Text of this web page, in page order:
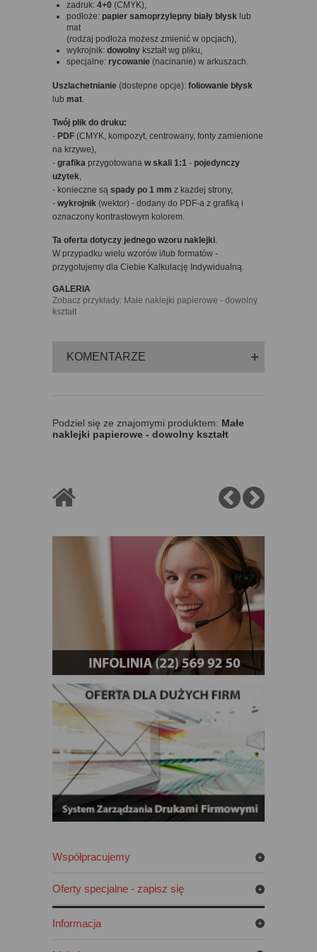
zadruk: 4+0 (CMYK),
podłoże: papier samoprzylepny biały błysk lub
mat
(rodzaj podłoża możesz zmienić w opcjach),
wykrojnik: dowolny kształt wg pliku,
specjalne: rycowanie (nacinanie) w arkuszach.
Uszlachetnianie (dostepne opcje): foliowanie błysk
lub mat.
Twój plik do druku:
- PDF (CMYK, kompozyt, centrowany, fonty zamienione
na krzywe),
- grafika przygotowana w skali 1:1 - pojedynczy
użytek,
- konieczne są spady po 1 mm z każdej strony,
- wykrojnik (wektor) - dodany do PDF-a z grafiką i
oznaczony kontrastowym kolorem.
Ta oferta dotyczy jednego wzoru naklejki.
W przypadku wielu wzorów i/lub formatów -
przygotujemy dla Ciebie Kalkulację Indywidualną.
GALERIA
Zobacz przykłady: Małe naklejki papierowe - dowolny
kształt
KOMENTARZE
Podziel się ze znajomymi produktem: Małe
naklejki papierowe - dowolny kształt
Współpracujemy
Oferty specjalne - zapisz się
Informacja